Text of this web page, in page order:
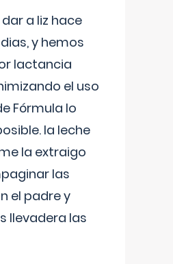
a liz hace
y hemos
lactancia
el uso
Fórmula lo
la leche
la extraigo
las
el padre y
llevadera las